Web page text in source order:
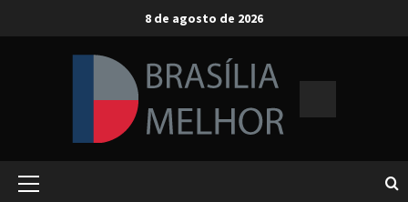
8 de agosto de 2026
Primary